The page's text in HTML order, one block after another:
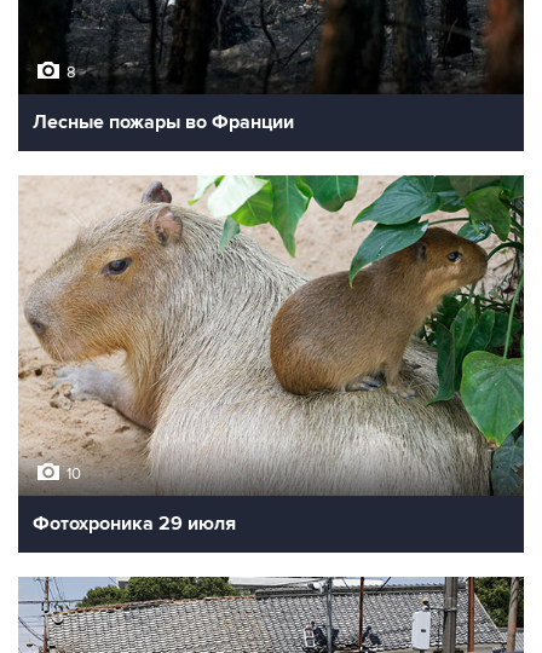
8
Лесные пожары во Франции
10
Фотохроника 29 июля